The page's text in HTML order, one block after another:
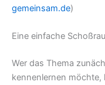
gemeinsam.de)
Eine einfache
Wer das Thema
kennenlernen möchte,